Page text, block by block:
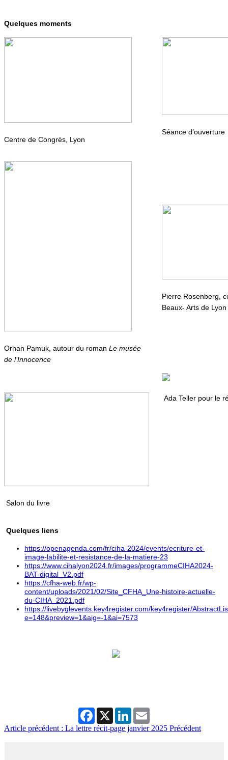
Quelques moments
Centre de Congrès, Lyon
Séance d’ouverture
Orhan Pamuk, autour du roman Le musée
de l’Innocence
Pierre Rosenberg,
Beaux- Arts de Lyon
Salon du livre
Ada Teller pour le
Quelques liens
https://openagenda.com/fr/ciha-2024/events/ecriture-et-
image-labilite-et-resistance-de-la-matiere-23
https://www.cihalyon2024.fr/images/programmeCIHA2024-
BAT-digital_V2.pdf
https://cfha-web.fr/wp-
content/uploads/2021/02/Site_CFHA_Une-histoire-actuelle-
du-CIHA_2021.pdf
https://livebyglevents.key4register.com/key4register/
e=148&preview=1&aig=-1&ai=7573
Facebook
X LinkedIn
Article précédent : La lettre récit-page janvier 2025 Précédent